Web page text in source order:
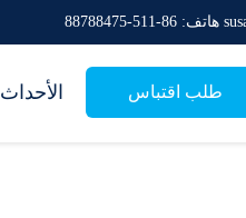
هاتف: 86-511-88788475
الأحداث طلب اقتباس